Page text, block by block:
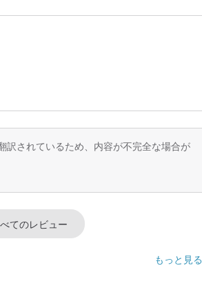
されているため、内容が不完全な場合が
てのレビュー
もっと見る